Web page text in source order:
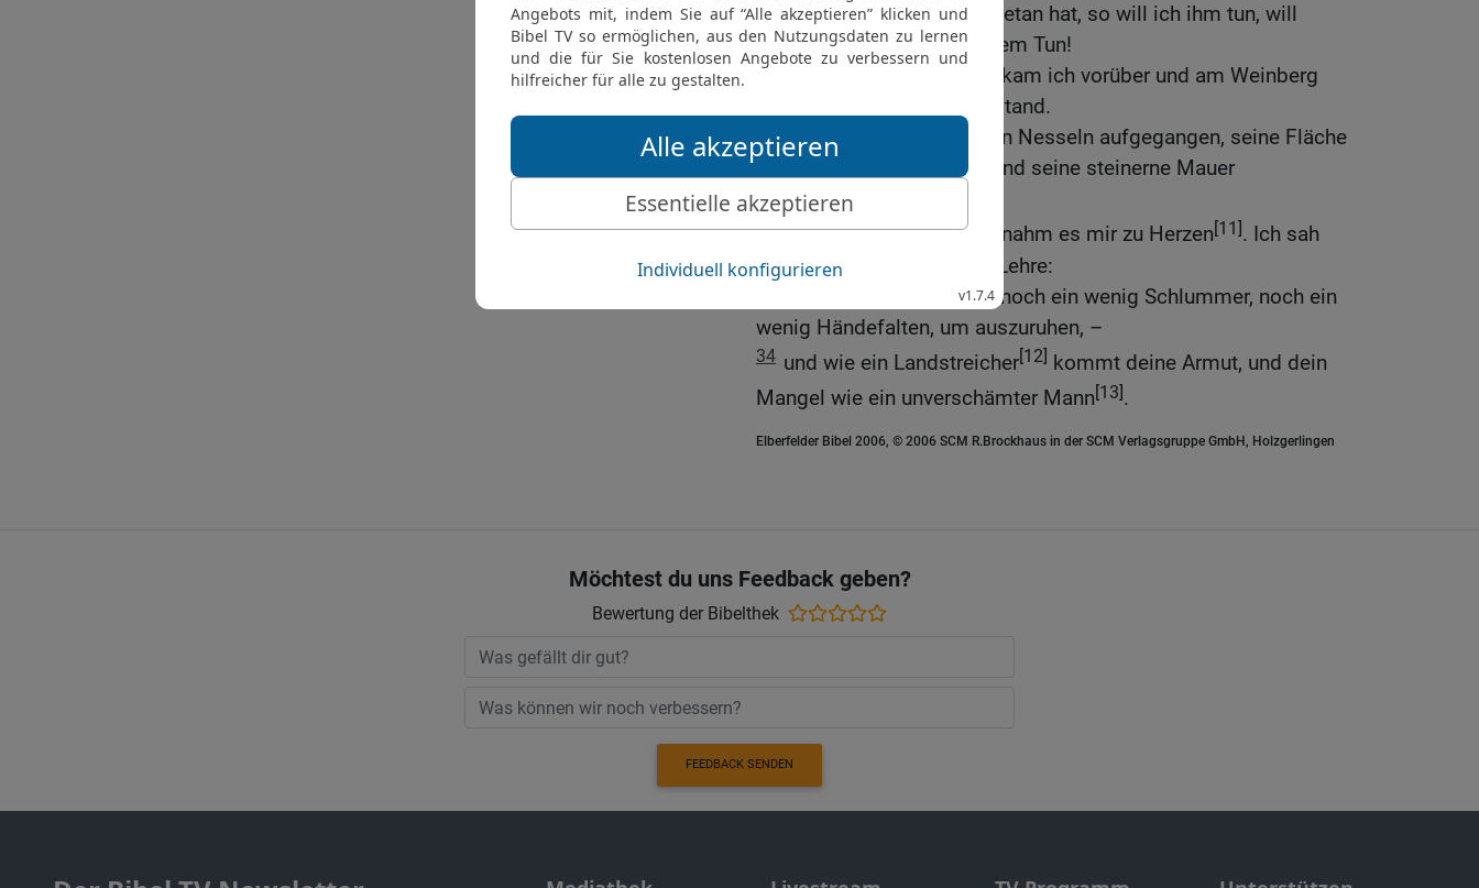
29 Sage nicht: Wie er mir getan hat, so will ich ihm tun, will
jedem vergelten nach seinem Tun!
30
Am Acker eines Faulen kam ich vorüber und am Weinberg
eines Menschen ohne Verstand.
31
Und siehe, er war ganz in Nesseln aufgegangen, seine Fläche
war mit Unkraut bedeckt, und seine steinerne Mauer
eingerissen.
32 Und ich schaute es, ich nahm es mir zu Herzen[11]. Ich sah
es, nahm mir {daraus} die Lehre:
Noch ein wenig Schlaf, noch ein wenig Schlummer, noch ein
wenig Händefalten, um auszuruhen, –
34 und wie ein Landstreicher[12] kommt deine Armut, und dein
Mangel wie ein unverschämter Mann[13].
Elberfelder Bibel 2006, © 2006 SCM R.Brockhaus in der SCM Verlagsgruppe GmbH, Holzgerlingen
Möchtest du uns Feedback geben?
Bewertung der Bibelthek
FEEDBACK SENDEN